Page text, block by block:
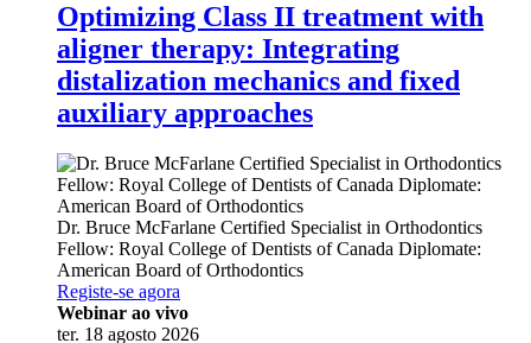
Optimizing Class II treatment with
aligner therapy: Integrating
distalization mechanics and fixed
auxiliary approaches
Dr. Bruce McFarlane Certified Specialist in Orthodontics
Fellow: Royal College of Dentists of Canada Diplomate:
American Board of Orthodontics
Registe-se agora
Webinar ao vivo
ter. 18 agosto 2026